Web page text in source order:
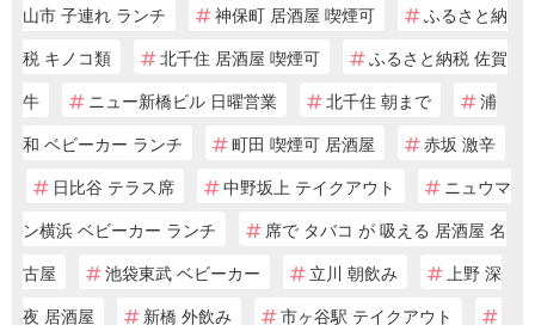
山市 子連れ ランチ
神保町 居酒屋 喫煙可
ふるさと納
税 キノコ類
北千住 居酒屋 喫煙可
ふるさと納税 佐賀
牛
ニュー新橋ビル 日曜営業 北千住 朝まで
浦
和 ベビーカー ランチ
町田 喫煙可 居酒屋
赤坂 激辛
日比谷 テラス席
中野坂上 テイクアウト
ニュウマ
ン横浜 ベビーカー ランチ
席で タバコ が 吸える 居酒屋 名
古屋
池袋東武 ベビーカー 立川 朝飲み
上野 深
夜 居酒屋
新橋 外飲み 市ヶ谷駅 テイクアウト